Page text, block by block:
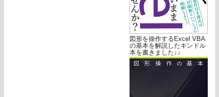
図形を操作するExcel VBA
の基本を解説したキンドル
本を書きました↓↓